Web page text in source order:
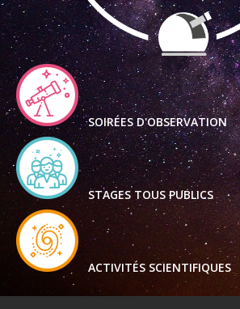
SOIRÉES D'OBSERVATION
STAGES TOUS PUBLICS
ACTIVITÉS SCIENTIFIQUES